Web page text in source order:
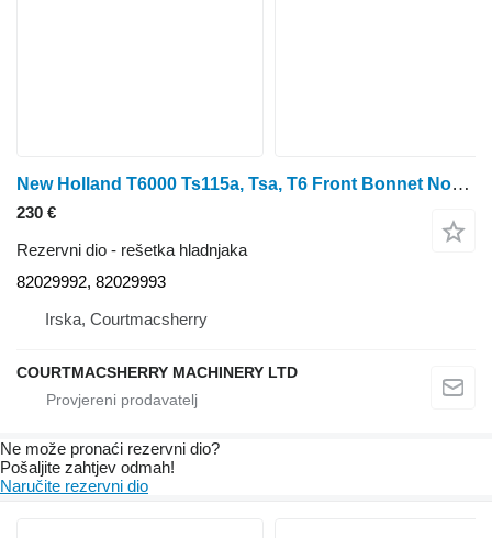
New Holland T6000 Ts115a, Tsa, T6 Front Bonnet Nose Grille 82029992, 8202999 rešetka hladnjaka za traktora na kotačima
230 €
Rezervni dio - rešetka hladnjaka
82029992, 82029993
Irska, Courtmacsherry
COURTMACSHERRY MACHINERY LTD
Ne može pronaći rezervni dio?
Pošaljite zahtjev odmah!
Naručite rezervni dio